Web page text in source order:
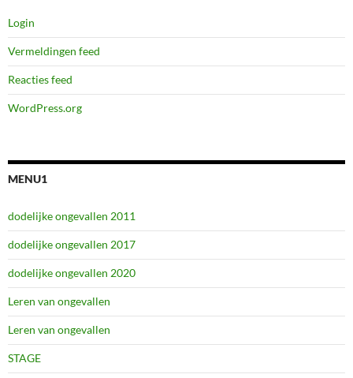
Login
Vermeldingen feed
Reacties feed
WordPress.org
MENU1
dodelijke ongevallen 2011
dodelijke ongevallen 2017
dodelijke ongevallen 2020
Leren van ongevallen
Leren van ongevallen
STAGE